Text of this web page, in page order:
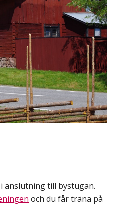
anslutning till bystugan.
och du får träna på